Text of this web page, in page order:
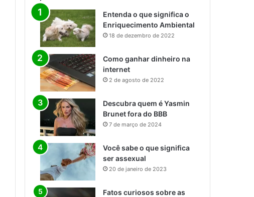
Entenda o que significa o
Enriquecimento Ambiental
18 de dezembro de 2022
Como ganhar dinheiro na
internet
2 de agosto de 2022
Descubra quem é Yasmin
Brunet fora do BBB
7 de março de 2024
Você sabe o que significa
ser assexual
20 de janeiro de 2023
Fatos curiosos sobre as